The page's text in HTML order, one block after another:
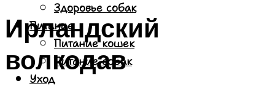
Здоровье собак
Питание
Питание кошек
Питание собак
Уход
Ирландский
волкодав